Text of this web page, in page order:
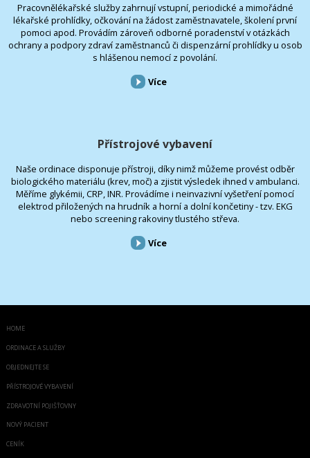
Pracovnělékařské služby zahrnují vstupní, periodické a mimořádné
lékařské prohlídky, očkování na žádost zaměstnavatele, školení první
pomoci apod. Provádím zároveň odborné poradenství v otázkách
ochrany a podpory zdraví zaměstnanců či dispenzární prohlídky u osob
s hlášenou nemocí z povolání.
Více
Přístrojové vybavení
Naše ordinace disponuje přístroji, díky nimž můžeme provést odběr
biologického materiálu (krev, moč) a zjistit výsledek ihned v ambulanci.
Měříme glykémii, CRP, INR. Provádíme i neinvazivní vyšetření pomocí
elektrod přiložených na hrudník a horní a dolní končetiny - tzv. EKG
nebo screening rakoviny tlustého střeva.
Více
HOME
ORDINACE A SLUŽBY
OBJEDNEJTE SE
PŘÍSTROJOVÉ VYBAVENÍ
ZDRAVOTNÍ POJIŠŤOVNY
NOVÝ PACIENT
CENÍK